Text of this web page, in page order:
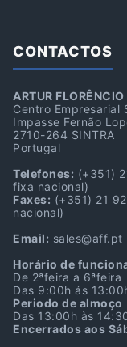
CONTACTOS
ARTUR
Centro Empresarial
Impasse Fernão
2710-264 SINTRA
Portugal
Telefones: (+351)
fixa nacional)
Faxes: (+351) 21
nacional)
Email: sales@aff.pt
Horário de
De 2ªfeira a 6ªfeira
Das 9:00h ás
Periodo de almoço
Das 13:00h às
Encerrados aos